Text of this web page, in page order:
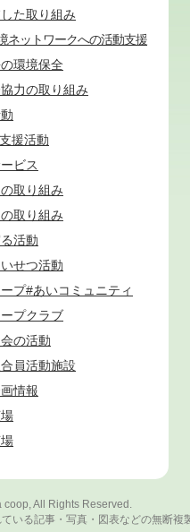
た取り組み
ネットワークへの活動支援
環境保全
力の取り組み
援活動
ビス
取り組み
取り組み
活動
せつ活動
プ#あいコミュニティ
プクラブ
の活動
員活動施設
情報
All Rights Reserved.
いる記事・写真・図表などの無断複